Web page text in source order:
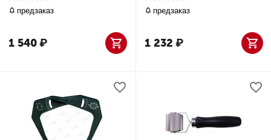
предзаказ
1 540₽
предзаказ
1 232 ₽